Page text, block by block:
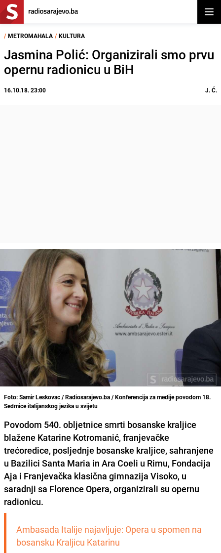
/ METROMAHALA / KULTURA
Jasmina Polić: Organizirali smo prvu
opernu radionicu u BiH
16.10.18. 23:00 J. Ć.
Foto: Samir Leskovac / Radiosarajevo.ba / Konferencija za medije povodom 18.
Sedmice italijanskog jezika u svijetu
Povodom 540. obljetnice smrti bosanske kraljice
blažene Katarine Kotromanić, franjevačke
trećoredice, posljednje bosanske kraljice, sahranjene
u Bazilici Santa Maria in Ara Coeli u Rimu, Fondacija
Aja i Franjevačka klasična gimnazija Visoko, u
saradnji sa Florence Opera, organizirali su opernu
radionicu.
Ambasada Italije najavljuje: Opera u spomen na
bosansku Kraljicu Katarinu